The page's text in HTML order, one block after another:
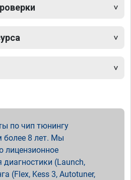
по чип тюнингу
8 лет. Мы
лицензионное
(Launch,
(Flex, Kess 3, Autotuner,